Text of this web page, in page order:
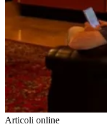
Articoli online